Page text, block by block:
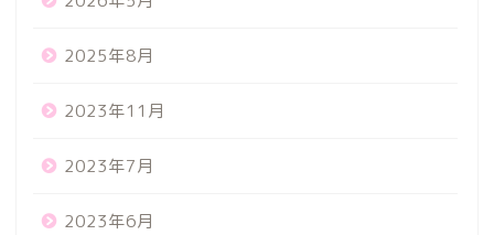
2025年8月
2023年11月
2023年7月
2023年6月